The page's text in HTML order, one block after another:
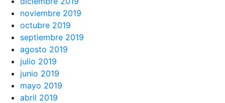
noviembre 2019
octubre 2019
septiembre 2019
agosto 2019
julio 2019
junio 2019
mayo 2019
abril 2019